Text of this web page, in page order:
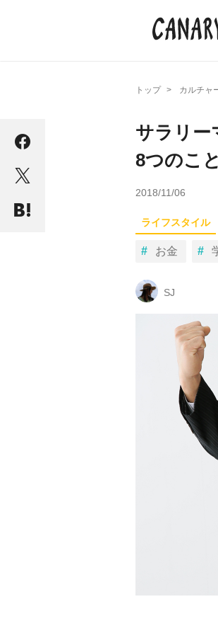
トップ カルチャ
サラリー
8つのこと
2018/11/06
ライフスタイル
お金
SJ